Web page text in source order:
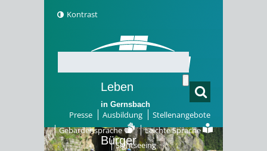
Kontrast
Presse Ausbildung
Stellenangebote
Gebärdensprache
Leichte Sprache
Sightseeing
Leben
in Gernsbach
Bürger